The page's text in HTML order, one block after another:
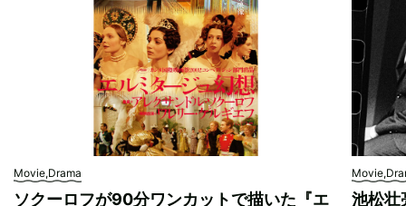
Movie,Drama
ソクーロフが90分ワンカットで描いた『エ
池松壮